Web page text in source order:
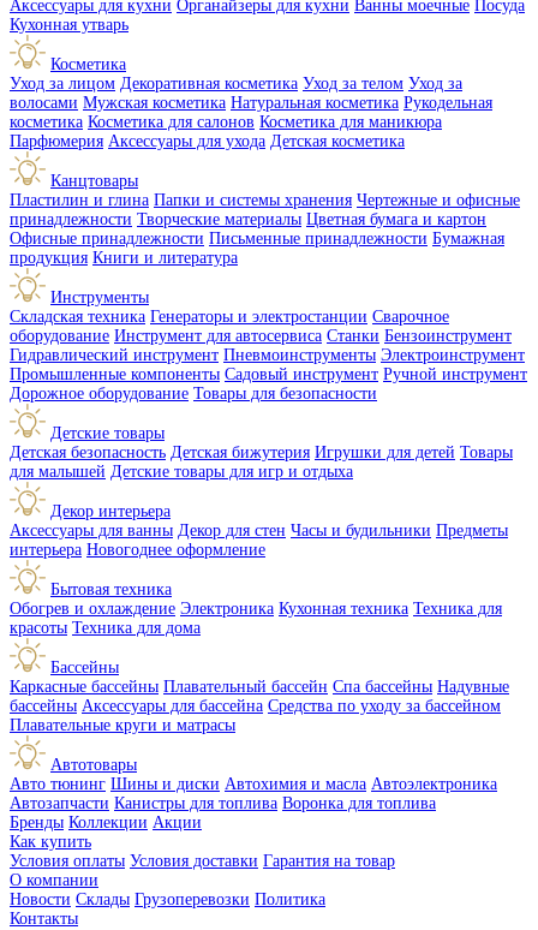
Аксессуары для кухни Органайзеры для кухни Ванны моечные Посуда
Кухонная утварь
Косметика
Уход за лицом Декоративная косметика Уход за телом Уход за
волосами Мужская косметика Натуральная косметика Рукодельная
косметика Косметика для салонов Косметика для маникюра
Парфюмерия Аксессуары для ухода Детская косметика
Канцтовары
Пластилин и глина Папки и системы хранения Чертежные и офисные
принадлежности Творческие материалы Цветная бумага и картон
Офисные принадлежности Письменные принадлежности Бумажная
продукция Книги и литература
Инструменты
Складская техника Генераторы и электростанции Сварочное
оборудование Инструмент для автосервиса Станки Бензоинструмент
Гидравлический инструмент Пневмоинструменты Электроинструмент
Промышленные компоненты Садовый инструмент Ручной инструмент
Дорожное оборудование Товары для безопасности
Детские товары
Детская безопасность Детская бижутерия Игрушки для детей Товары
для малышей Детские товары для игр и отдыха
Декор интерьера
Аксессуары для ванны Декор для стен Часы и будильники Предметы
интерьера Новогоднее оформление
Бытовая техника
Обогрев и охлаждение Электроника Кухонная техника Техника для
красоты Техника для дома
Бассейны
Каркасные бассейны Плавательный бассейн Спа бассейны Надувные
бассейны Аксессуары для бассейна Средства по уходу за бассейном
Плавательные круги и матрасы
Автотовары
Авто тюнинг Шины и диски Автохимия и масла Автоэлектроника
Автозапчасти Канистры для топлива Воронка для топлива
Бренды Коллекции Акции
Как купить
Условия оплаты Условия доставки Гарантия на товар
О компании
Новости Склады Грузоперевозки Политика
Контакты